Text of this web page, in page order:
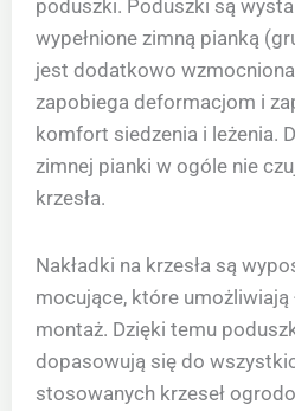
poduszki. Poduszki są
wypełnione zimną pianką
jest dodatkowo wzmocniona
zapobiega deformacjom i
komfort siedzenia i leżenia.
zimnej pianki w ogóle nie
krzesła.
Nakładki na krzesła są
mocujące, które umożliwiają
montaż. Dzięki temu
dopasowują się do
stosowanych krzeseł